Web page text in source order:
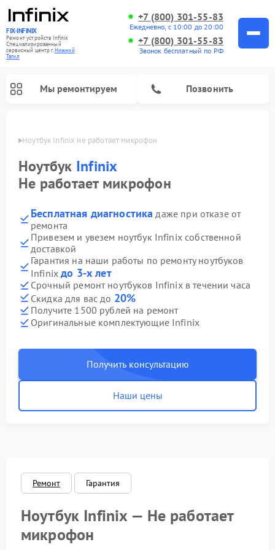
FIX-INFINIX
Ремонт устройств Infinix
Специализированный
cервисный центр г.Нижний
Тагил
+7 (800) 301-55-83
Ежедневно, с 10:00 до 20:00
+7 (800) 301-55-83
Звонок бесплатный по РФ
Мы ремонтируем Позвонить
Ноутбук Infinix не работает микрофон
Ноутбук Infinix
Не работает микрофон
Бесплатная диагностика даже при отказе от
ремонта
Привезем и увезем ноутбук Infinix собственной
доставкой
Гарантия на наши работы по ремонту ноутбуков
Infinixдо 3-х лет
Срочный ремонт ноутбуков Infinix в течении часа
Скидка для вас до 20%
Получите 1500 рублей на ремонт
Оригинальные комплектующие Infinix
Получить консультацию
Наши цены
Ремонт Гарантия
Ноутбук Infinix — Не работает
микрофон